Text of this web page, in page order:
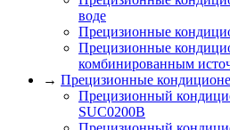
воде
Прецизионные
Прецизионные
комбинированным
→ Прецизионные
Прецизионный
SUC0200B